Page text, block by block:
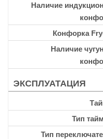
Наличие
Конфорка
Наличие
ЭКСПЛУАТАЦИЯ
Тип
Тип